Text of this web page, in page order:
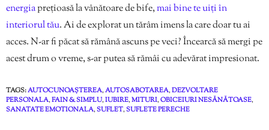
energiaprețioasă la vânătoare de bife,mai bine te uiți în
interiorul tău. Ai de explorat un tărâm imens la care doar tu ai
acces. N-ar fi păcat să rămână ascuns pe veci? Încearcă să mergi pe
acest drum o vreme, s-ar putea să rămâi cu adevărat impresionat.
TAGS:AUTOCUNOAȘTEREA,AUTOSABOTAREA,DEZVOLTARE
PERSONALA,FAIN & SIMPLU,IUBIRE,MITURI,OBICEIURI NESĂNĂTOASE,
SANATATE EMOTIONALA,SUFLET,SUFLETE PERECHE